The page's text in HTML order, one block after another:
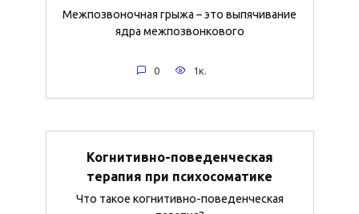
Межпозвоночная грыжа – это выпячивание
ядра межпозвонкового
0 1к.
Когнитивно-поведенческая
терапия при психосоматике
Что такое когнитивно-поведенческая